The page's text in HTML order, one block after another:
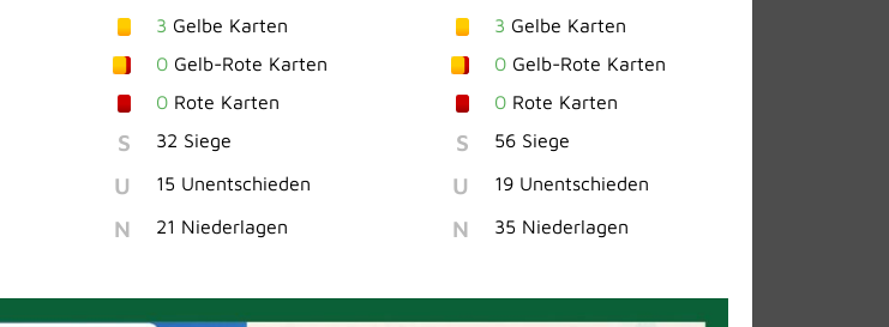
3 Gelbe Karten
0 Gelb-Rote Karten
0 Rote Karten
S 32 Siege
U 15 Unentschieden
N 21 Niederlagen
3 Gelbe Karten
0Gelb-Rote Karten
0Rote Karten
S 56 Siege
U 19 Unentschieden
N 35 Niederlagen